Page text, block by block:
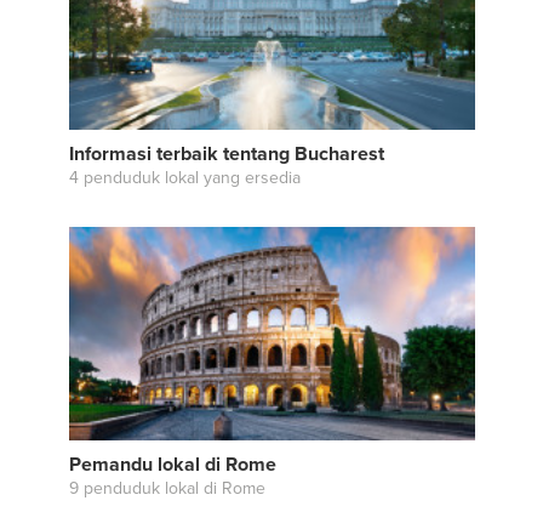
Informasi terbaik tentang Bucharest
4 penduduk lokal yang ersedia
Pemandu lokal di Rome
9 penduduk lokal di Rome